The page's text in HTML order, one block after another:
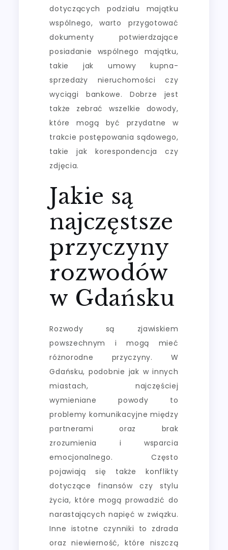
dotyczących podziału majątku
wspólnego, warto przygotować
dokumenty potwierdzające
posiadanie wspólnego majątku,
takie jak umowy kupna-
sprzedaży nieruchomości czy
wyciągi bankowe. Dobrze jest
także zebrać wszelkie dowody,
które mogą być przydatne w
trakcie postępowania sądowego,
takie jak korespondencja czy
zdjęcia.
Jakie są
najczęstsze
przyczyny
rozwodów
w Gdańsku
Rozwody są zjawiskiem
powszechnym i mogą mieć
różnorodne przyczyny. W
Gdańsku, podobnie jak w innych
miastach, najczęściej
wymieniane powody to
problemy komunikacyjne między
partnerami oraz brak
zrozumienia i wsparcia
emocjonalnego. Często
pojawiają się także konflikty
dotyczące finansów czy stylu
życia, które mogą prowadzić do
narastających napięć w związku.
Inne istotne czynniki to zdrada
oraz niewierność, które niszczą